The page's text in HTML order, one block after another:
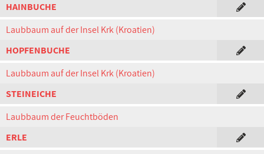
HAINBUCHE
Laubbaum auf der Insel Krk (Kroatien)
HOPFENBUCHE
Laubbaum auf der Insel Krk (Kroatien)
STEINEICHE
Laubbaum der Feuchtböden
ERLE